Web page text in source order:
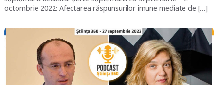
octombrie 2022: Afectarea răspunsurilor imune mediate de […]